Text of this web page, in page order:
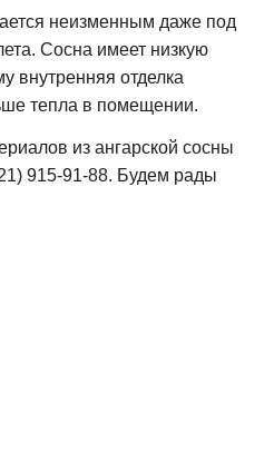
неизменным даже под
Сосна имеет низкую
внутренняя отделка
тепла в помещении.
из ангарской сосны
915-91-88. Будем рады